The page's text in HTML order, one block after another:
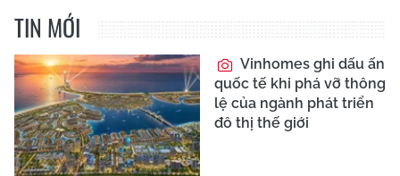
TIN MỚI
Vinhomes ghi dấu ấn
quốc tế khi phá vỡ thông
lệ của ngành phát triển
đô thị thế giới